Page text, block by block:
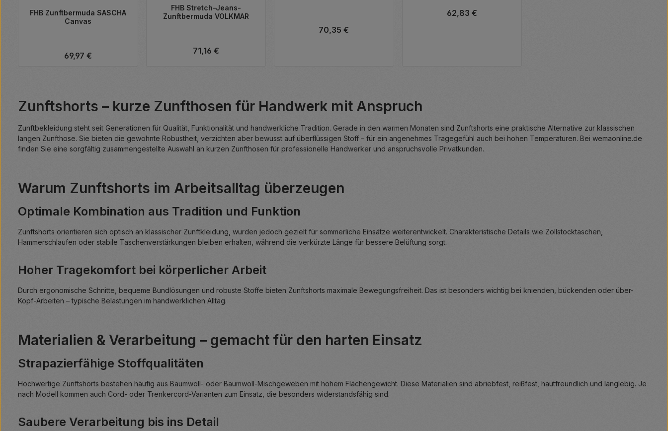
FHB Zunftbermuda SASCHA
Canvas
Regulärer Preis:
69,97 €
FHB Stretch-Jeans-
Zunftbermuda VOLKMAR
Regulärer Preis:
71,16 €
Regulärer Preis:
70,35 €
Regulärer Preis:
62,83 €
Zunftshorts – kurze Zunfthosen für Handwerk mit Anspruch
Zunftbekleidung steht seit Generationen für Qualität, Funktionalität und handwerkliche Tradition. Gerade in den warmen Monaten sind Zunftshorts eine praktische Alternative zur klassischen
langen Zunfthose. Sie bieten die gewohnte Robustheit, verzichten aber bewusst auf überflüssigen Stoff – für ein angenehmes Tragegefühl auch bei hohen Temperaturen. Bei wemaonline.de
finden Sie eine sorgfältig zusammengestellte Auswahl an kurzen Zunfthosen für professionelle Handwerker und anspruchsvolle Privatkunden.
Warum Zunftshorts im Arbeitsalltag überzeugen
Optimale Kombination aus Tradition und Funktion
Zunftshorts orientieren sich optisch an klassischer Zunftkleidung, wurden jedoch gezielt für sommerliche Einsätze weiterentwickelt. Charakteristische Details wie Zollstocktaschen,
Hammerschlaufen oder stabile Taschenverstärkungen bleiben erhalten, während die verkürzte Länge für bessere Belüftung sorgt.
Hoher Tragekomfort bei körperlicher Arbeit
Durch ergonomische Schnitte, bequeme Bundlösungen und robuste Stoffe bieten Zunftshorts maximale Bewegungsfreiheit. Das ist besonders wichtig bei knienden, bückenden oder über-
Kopf-Arbeiten – typische Belastungen im handwerklichen Alltag.
Materialien & Verarbeitung – gemacht für den harten Einsatz
Strapazierfähige Stoffqualitäten
Hochwertige Zunftshorts bestehen häufig aus Baumwoll- oder Baumwoll-Mischgeweben mit hohem Flächengewicht. Diese Materialien sind abriebfest, reißfest, hautfreundlich und langlebig. Je
nach Modell kommen auch Cord- oder Trenkercord-Varianten zum Einsatz, die besonders widerstandsfähig sind.
Saubere Verarbeitung bis ins Detail